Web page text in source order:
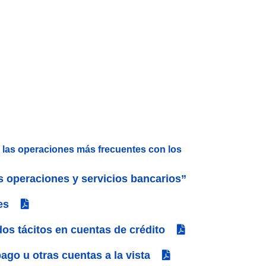
operaciones más frecuentes con los
operaciones y servicios bancarios”
tácitos en cuentas de crédito
u otras cuentas a la vista